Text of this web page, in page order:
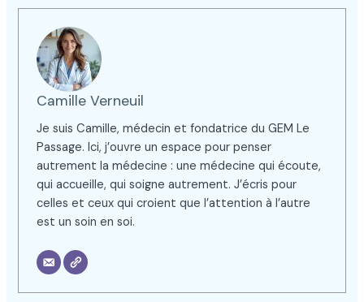
Camille Verneuil
Je suis Camille, médecin et fondatrice du GEM Le
Passage. Ici, j’ouvre un espace pour penser
autrement la médecine : une médecine qui écoute,
qui accueille, qui soigne autrement. J’écris pour
celles et ceux qui croient que l’attention à l’autre
est un soin en soi.